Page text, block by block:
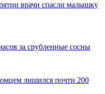
врачи спасли малышку
за срубленные сосны
лишился почти 200